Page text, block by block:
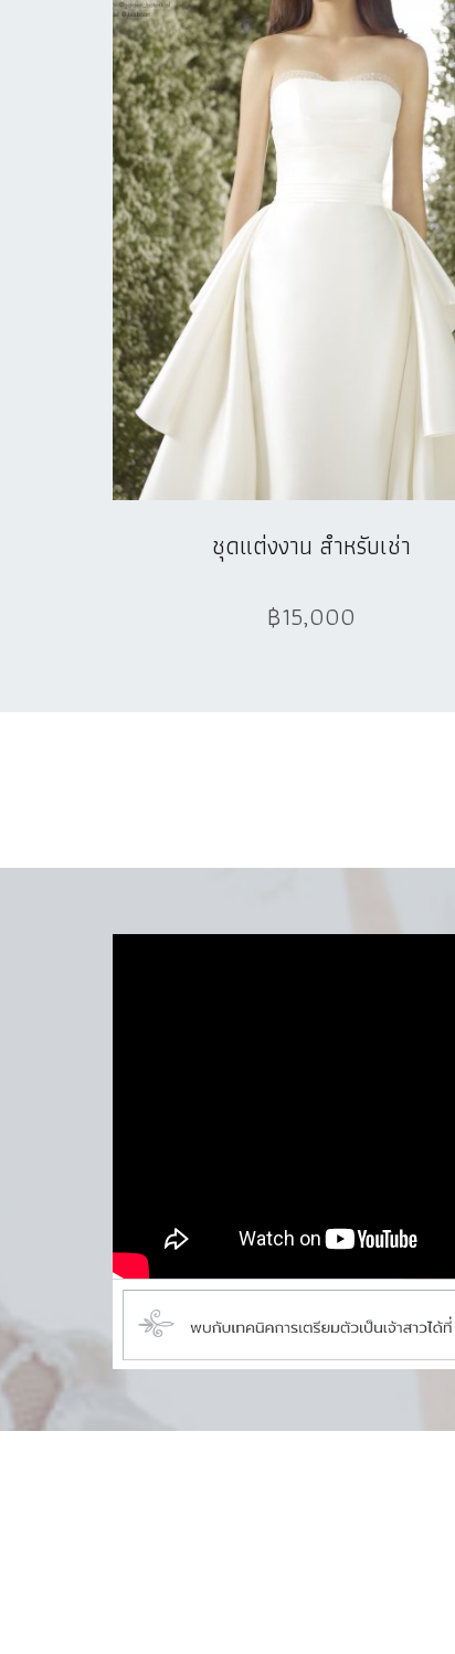
ชุดแต่งงาน สำหรับเช่า
฿15,000